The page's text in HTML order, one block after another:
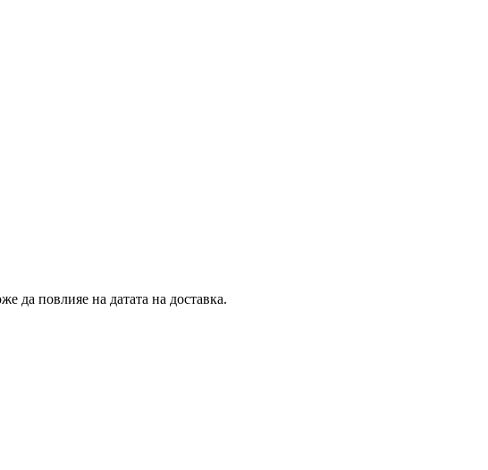
да повлияе на датата на доставка.